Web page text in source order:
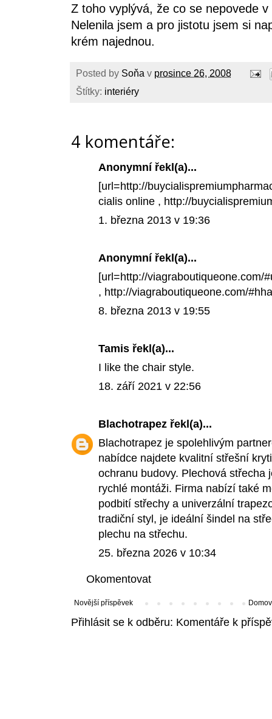
Z toho vyplývá, že co se nepovede
Nelenila jsem a pro jistotu jsem si
krém najednou.
Posted by Soňa v prosince 26, 2008
Štítky: interiéry
4 komentáře:
Anonymní řekl(a)...
[url=http://
cialis online , http://
1. března 2013 v 19:36
Anonymní řekl(a)...
[url=http://viagraboutiqueone.com/
, http://viagraboutiqueone.com/
8. března 2013 v 19:55
Tamis řekl(a)...
I like the chair style.
18. září 2021 v 22:56
Blachotrapez řekl(a)...
Blachotrapez je spolehlivým
nabídce najdete kvalitní střešní
ochranu budovy. Plechová
rychlé montáži. Firma nabízí také
podbití střechy a univerzální
tradiční styl, je ideální šindel na
plechu na střechu.
25. března 2026 v 10:34
Okomentovat
Novější příspěvek
Přihlásit se k odběru: Komentáře k